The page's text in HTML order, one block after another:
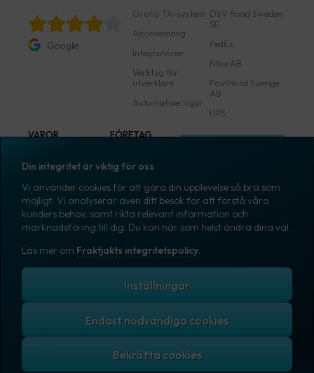
Google
Gratis TA-system
Abonnemang
Integrationer
Verktyg för
utvecklare
Automatiseringar
DSV Road Sweden
SE
FedEx
Ntex AB
PostNord Sverige
AB
UPS
VAROR
Märkning
Emballage
Emballagetillbehör
Kontorsvaror
FÖRETAG
Pressrum
Medarbetare
Jobb & karriär
Nyhetsarkiv
Blogg
Skapa konto
Copyright © 2007 – 2026 Fraktjakt AB. All rights reserved.
Din integritet är viktig för oss
Vi använder cookies för att göra din upplevelse så bra som
möjligt. Vi analyserar även ditt besök för att förstå våra
kunders behov, samt rikta relevant information och
marknadsföring till dig. Du kan när som helst ändra dina val.
Läs mer om Fraktjakts integritetspolicy.
Inställningar
Endast nödvändiga cookies